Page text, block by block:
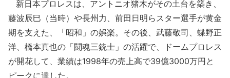
新日本プロレスは、アントニオ猪木がその土台を築き、
藤波辰巳（当時）や長州力、前田日明らスター選手が黄金
期を支えた、「昭和」の娯楽。その後、武藤敬司、蝶野正
洋、橋本真也の「闘魂三銃士」の活躍で、ドームプロレス
が開花して、業績は1998年の売上高で39億3000万円と
ピークに達した。